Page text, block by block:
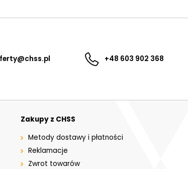
+48 603 902 368
Zakupy z CHSS
Metody dostawy i płatności
Reklamacje
Zwrot towarów